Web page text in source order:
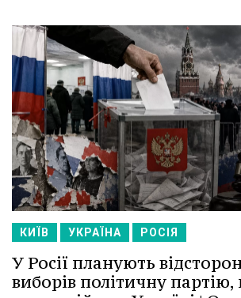
КИЇВ УКРАЇНА РОСІЯ
У Росії планують
виборів політичну